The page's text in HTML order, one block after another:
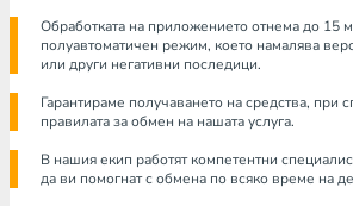
Обработката на приложението отнема до 15
полуавтоматичен режим, което намалява
или други негативни последици.
Гарантираме получаването на средства, при
правилата за обмен на нашата услуга.
В нашия екип работят компетентни
да ви помогнат с обмена по всяко време на